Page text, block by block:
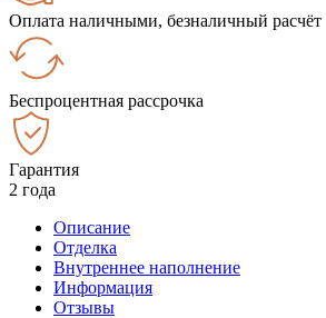
Оплата наличными, безналичный расчёт
Беспроцентная рассрочка
Гарантия
2 года
Описание
Отделка
Внутреннее наполнение
Информация
Отзывы